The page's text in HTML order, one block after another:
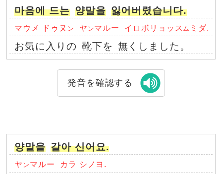
마음에 드는 양말을 잃어버렸습니다.
マウメ ドゥヌ ン ヤ ンマルー イロボリョッス ム ミダ.
お気に入りの 靴下を 無くしました。
発音を確認する
양말을 갈아 신어요.
ヤ ン マルー カラ シノヨ.